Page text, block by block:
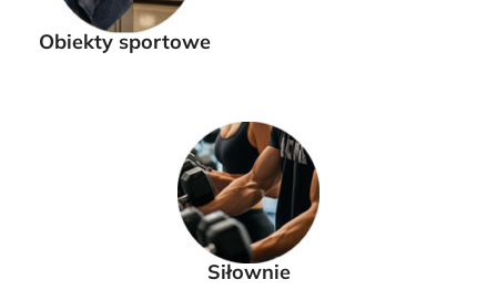
Obiekty sportowe
Siłownie